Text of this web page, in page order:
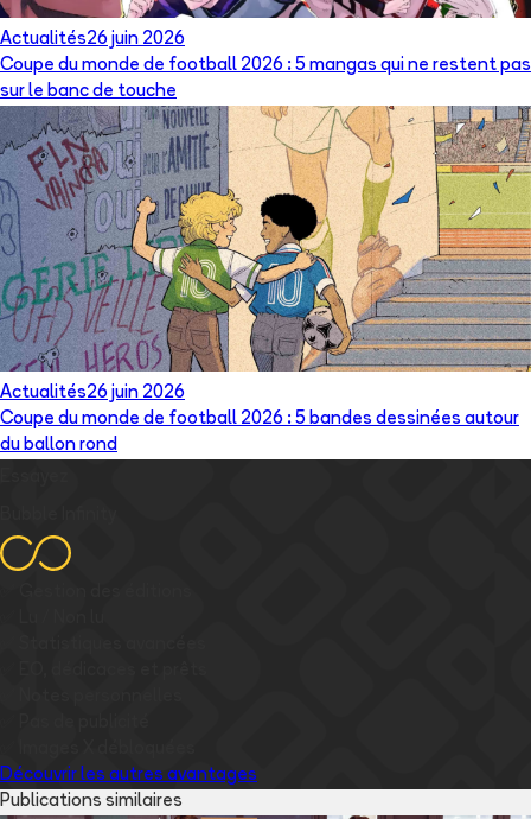
Actualités26 juin 2026
Coupe du monde de football 2026 : 5 mangas qui ne restent pas
sur le banc de touche
Actualités26 juin 2026
Coupe du monde de football 2026 : 5 bandes dessinées autour
du ballon rond
Découvrir les autres avantages
Publications similaires